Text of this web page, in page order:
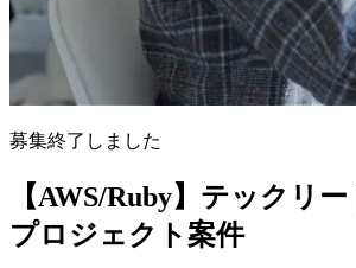
募集終了しました
【AWS/Ruby】テックリ
プロジェクト案件